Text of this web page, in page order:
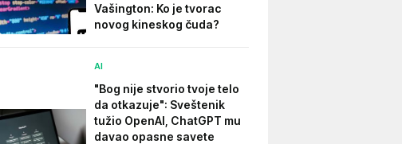
Vašington: Ko je tvorac
novog kineskog čuda?
AI
"Bog nije stvorio tvoje telo
da otkazuje": Sveštenik
tužio OpenAI, ChatGPT mu
davao opasne savete